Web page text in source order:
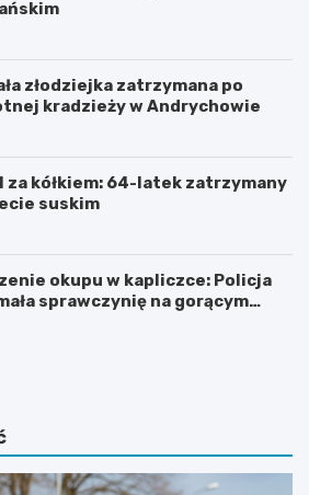
złodziejka zatrzymana po
kradzieży w Andrychowie
za kółkiem: 64-latek zatrzymany
suskim
okupu w kapliczce: Policja
sprawczynię na gorącym